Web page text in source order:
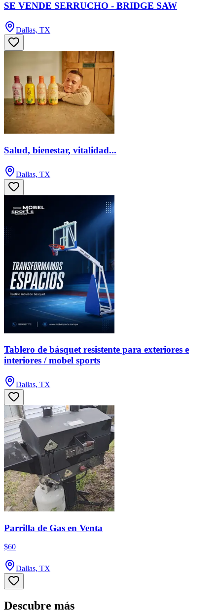
SE VENDE SERRUCHO - BRIDGE SAW
Dallas, TX
Salud, bienestar, vitalidad...
Dallas, TX
Tablero de básquet resistente para exteriores e
interiores / mobel sports
Dallas, TX
Parrilla de Gas en Venta
$60
Dallas, TX
Descubre más